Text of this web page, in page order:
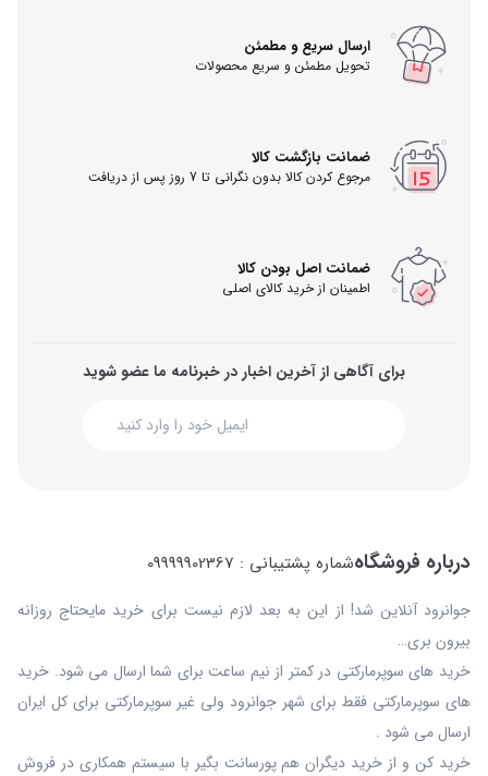
ارسال سریع و مطمئن
تحویل مطمئن و سریع محصولات
ضمانت بازگشت کالا
مرجوع کردن کالا بدون نگرانی تا 7 روز پس از دریافت
ضمانت اصل بودن کالا
اطمینان از خرید کالای اصلی
برای آگاهی از آخرین اخبار در خبرنامه ما عضو شوید
درباره فروشگاهشماره پشتیبانی : 09999902367
جوانرود آنلاین شد! از این به بعد لازم نیست برای خرید مایحتاج روزانه
بیرون بری…
خرید های سوپرمارکتی در کمتر از نیم ساعت برای شما ارسال می شود. خرید
های سوپرمارکتی فقط برای شهر جوانرود ولی غیر سوپرمارکتی برای کل ایران
ارسال می شود .
خرید کن و از خرید دیگران هم پورسانت بگیر با سیستم همکاری در فروش